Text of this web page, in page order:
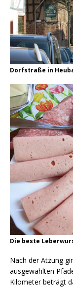
Dorfstraße in
Die beste
Nach der Atzung
ausgewählten
Kilometer beträgt